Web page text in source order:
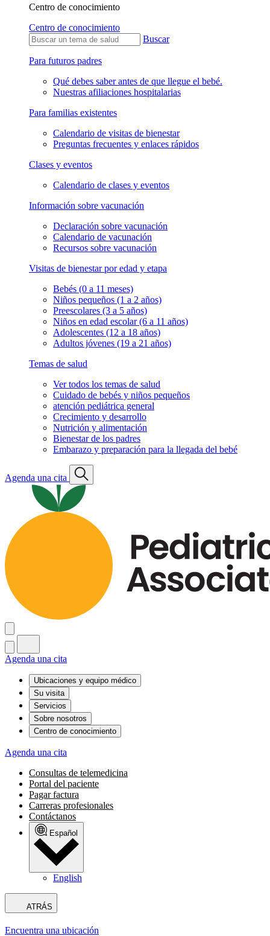
Centro de conocimiento
Centro de conocimiento
Buscar
Para futuros padres
Qué debes saber antes de que llegue el bebé.
Nuestras afiliaciones hospitalarias
Para familias existentes
Calendario de visitas de bienestar
Preguntas frecuentes y enlaces rápidos
Clases y eventos
Calendario de clases y eventos
Información sobre vacunación
Declaración sobre vacunación
Calendario de vacunación
Recursos sobre vacunación
Visitas de bienestar por edad y etapa
Bebés (0 a 11 meses)
Niños pequeños (1 a 2 años)
Preescolares (3 a 5 años)
Niños en edad escolar (6 a 11 años)
Adolescentes (12 a 18 años)
Adultos jóvenes (19 a 21 años)
Temas de salud
Ver todos los temas de salud
Cuidado de bebés y niños pequeños
atención pediátrica general
Crecimiento y desarrollo
Nutrición y alimentación
Bienestar de los padres
Embarazo y preparación para la llegada del bebé
Agenda una cita
Agenda una cita
Ubicaciones y equipo médico
Su visita
Servicios
Sobre nosotros
Centro de conocimiento
Agenda una cita
Consultas de telemedicina
Portal del paciente
Pagar factura
Carreras profesionales
Contáctanos
Español
English
ATRÁS
Encuentra una ubicación